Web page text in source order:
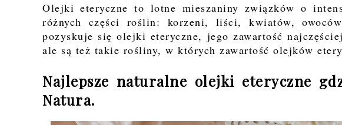
Olejki eteryczne to lotne mieszaniny związków o
różnych części roślin: korzeni, liści, kwiatów,
pozyskuje się olejki eteryczne, jego zawartość
ale są też takie rośliny, w których zawartość olejków
Najlepsze naturalne olejki eteryczne
Natura.